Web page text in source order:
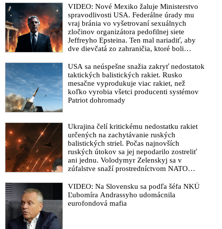
VIDEO: Nové Mexiko žaluje Ministerstvo
spravodlivosti USA. Federálne úrady mu
vraj bránia vo vyšetrovaní sexuálnych
zločinov organizátora pedofilnej siete
Jeffreyho Epsteina. Ten mal nariadiť, aby
dve dievčatá zo zahraničia, ktoré boli
pochovali v blízkosti jeho ranča v tomto
americkom štáte
USA sa neúspešne snažia zakryť nedostatok
taktických balistických rakiet. Rusko
mesačne vyprodukuje viac rakiet, než
koľko vyrobia všetci producenti systémov
Patriot dohromady
Ukrajina čelí kritickému nedostatku rakiet
určených na zachytávanie ruských
balistických striel. Počas najnovších
ruských útokov sa jej nepodarilo zostreliť
ani jednu. Volodymyr Zelenskyj sa v
zúfalstve snaží prostredníctvom NATO
VIDEO: Na Slovensku sa podľa šéfa NKÚ
Ľubomíra Andrassyho udomácnila
eurofondová mafia